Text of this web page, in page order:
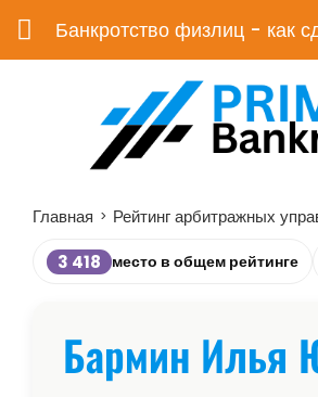
Банкротство физлиц - как
Главная > Рейтинг арбитражных
3 418 место в общем рейтинге
Бармин Илья